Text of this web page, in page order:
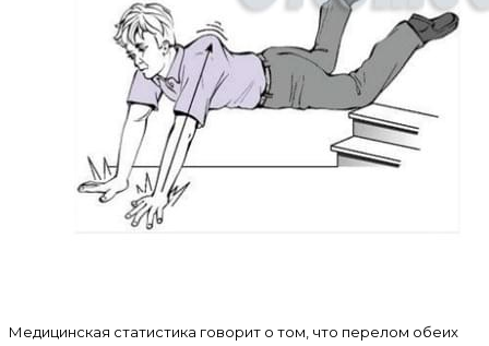
Медицинская статистика говорит о том, что перелом обеих